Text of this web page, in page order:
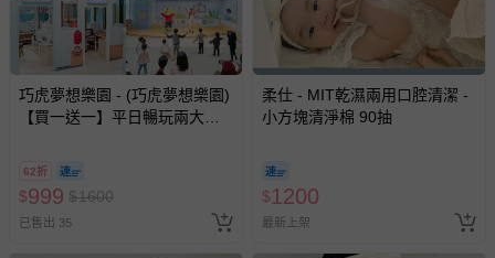
巧虎夢想樂園 - (巧虎夢想樂園)
【買一送一】平日暢玩兩大一
券使用
62折
$999 $1600
已售出 35
柔仕 - MIT乾濕兩用口腔清潔 -
小方塊清淨棉 90抽
$1200
最新上架